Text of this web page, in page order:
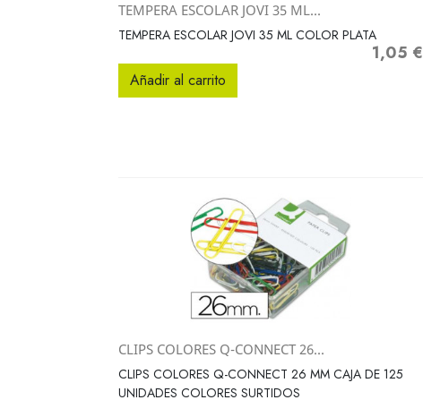
 Vista rápida
TEMPERA ESCOLAR JOVI 35 ML...
TEMPERA ESCOLAR JOVI 35 ML COLOR PLATA
Precio
1,05 €
Añadir al carrito
Vista rápida
CLIPS COLORES Q-CONNECT 26...
CLIPS COLORES Q-CONNECT 26 MM CAJA DE 125
UNIDADES COLORES SURTIDOS